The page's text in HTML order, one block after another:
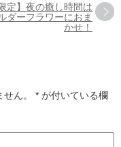
限定】夜の癒し時間は
ダーフラワーにおま
かせ！
ん。
* が付いている欄